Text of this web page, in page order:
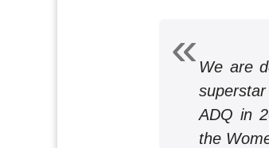
We are
superstar
ADQ in
the